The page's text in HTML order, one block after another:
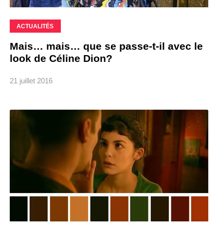
ACTUALITÉS
Mais… mais… que se passe-t-il avec le
look de Céline Dion?
21 juillet 2016